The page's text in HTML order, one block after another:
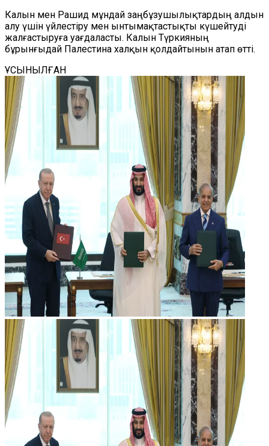
Калын мен Рашид мұндай заңбұзушылықтардың алдын
алу үшін үйлестіру мен ынтымақтастықты күшейтуді
жалғастыруға уағдаласты. Калын Түркияның
бұрынғыдай Палестина халқын қолдайтынын атап өтті.
ҰСЫНЫЛҒАН